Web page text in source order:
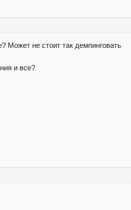
Может не стоит так демпинговать
и все?